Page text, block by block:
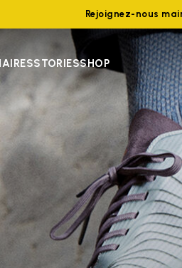
Rejoignez-nous
STORIESSHOP